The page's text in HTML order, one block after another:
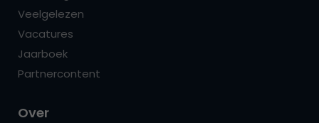
Veelgelezen
Vacatures
Jaarboek
Partnercontent
Over